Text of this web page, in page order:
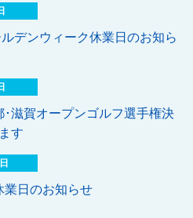
デンウィーク休業日のお知ら
･滋賀オープンゴルフ選手権決
す
業日のお知らせ